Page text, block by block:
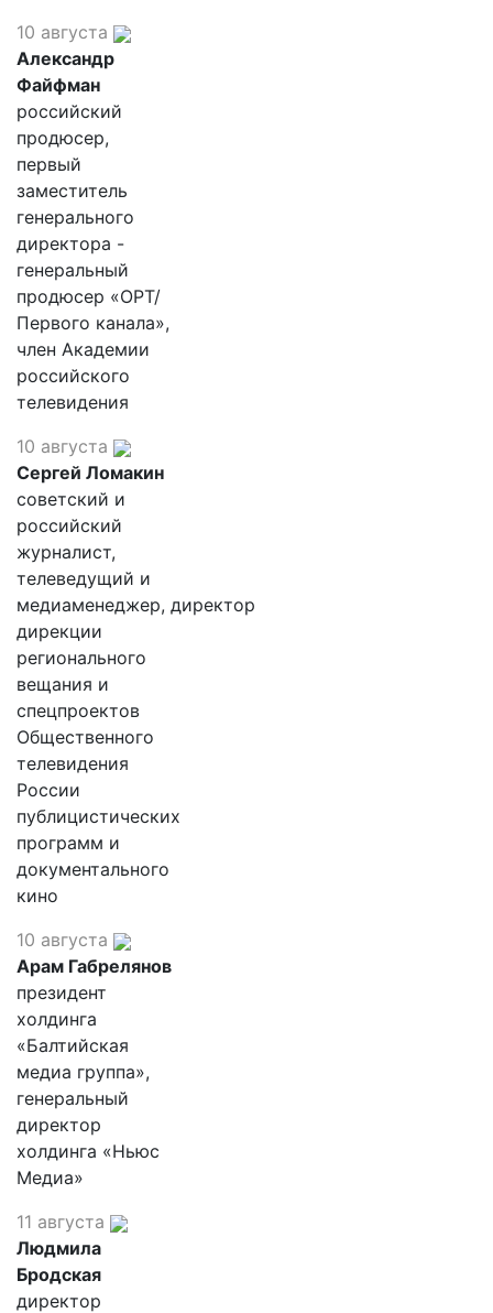
10 августа
Александр
Файфман
российский
продюсер,
первый
заместитель
генерального
директора -
генеральный
продюсер «ОРТ/
Первого канала»,
член Академии
российского
телевидения
10 августа
Сергей Ломакин
советский и
российский
журналист,
телеведущий и
медиаменеджер, директор
дирекции
регионального
вещания и
спецпроектов
Общественного
телевидения
России
публицистических
программ и
документального
кино
10 августа
Арам Габрелянов
президент
холдинга
«Балтийская
медиа группа»,
генеральный
директор
холдинга «Ньюс
Медиа»
11 августа
Людмила
Бродская
директор